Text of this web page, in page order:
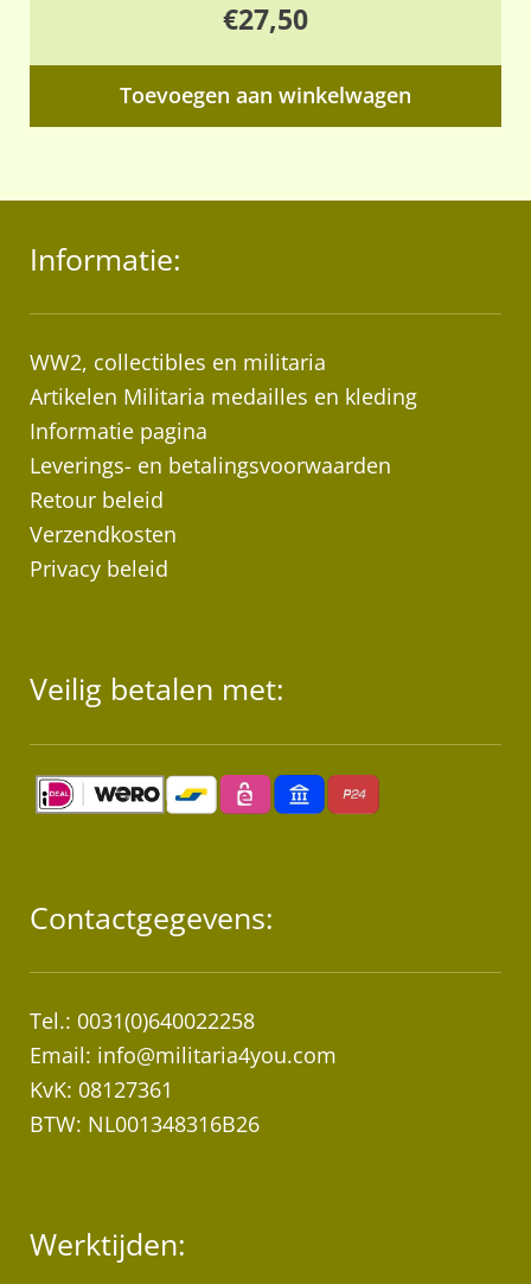
€27,50
Toevoegen aan winkelwagen
Informatie:
WW2, collectibles en militaria
Artikelen Militaria medailles en kleding
Informatie pagina
Leverings- en betalingsvoorwaarden
Retour beleid
Verzendkosten
Privacy beleid
Veilig betalen met:
Contactgegevens:
Tel.: 0031(0)640022258
Email: info@militaria4you.com
KvK: 08127361
BTW: NL001348316B26
Werktijden: